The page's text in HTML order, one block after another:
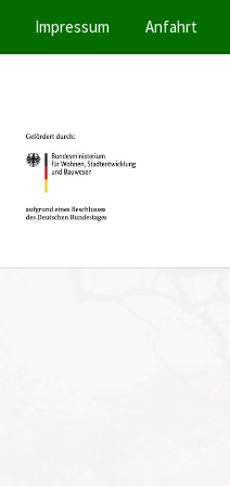
Impressum Anfahrt